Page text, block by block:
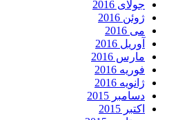
جولای 2016
ژوئن 2016
می 2016
آوریل 2016
مارس 2016
فوریه 2016
ژانویه 2016
دسامبر 2015
اکتبر 2015